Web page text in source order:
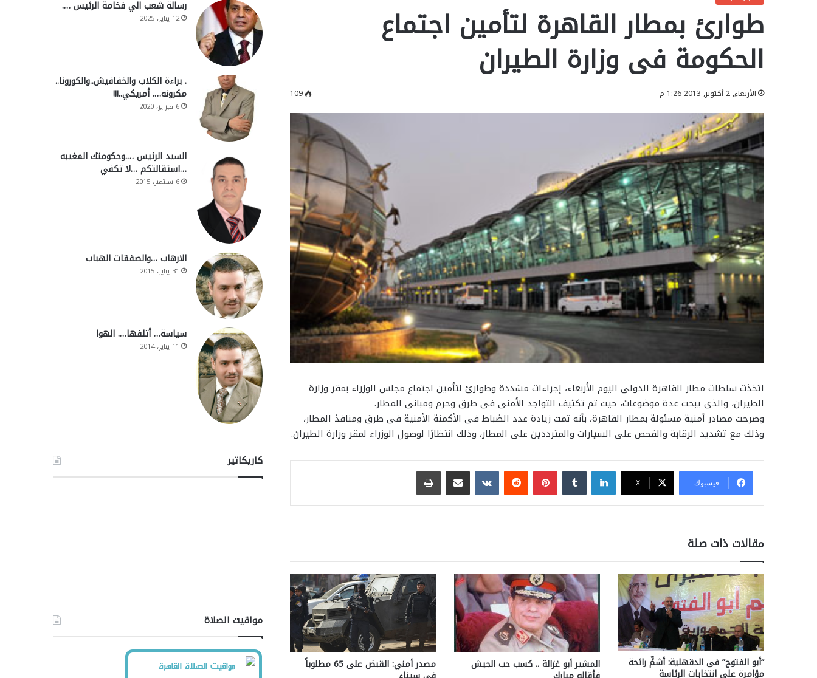
طوارئ بمطار القاهرة لتأمين اجتماع
الحكومة فى وزارة الطيران
الأربعاء, 2 أكتوبر, 2013 1:26 م 109
اتخذت سلطات مطار القاهرة الدولى اليوم الأربعاء، إجراءات مشددة وطوارئ لتأمين اجتماع مجلس الوزراء بمقر وزارة
الطيران، والذى يبحث عدة موضوعات، حيث تم تكثيف التواجد الأمنى فى طرق وحرم ومبانى المطار.
وصرحت مصادر أمنية مسئولة بمطار القاهرة، بأنه تمت زيادة عدد الضباط فى الأكمنة الأمنية فى طرق ومنافذ المطار،
وذلك مع تشديد الرقابة والفحص على السيارات والمترددين على المطار، وذلك انتظارًا لوصول الوزراء لمقر وزارة الطيران.
فيسبوك ‫X
لينكدإن بينتيريست مشاركة عبر البريد طباعة
مقالات ذات صلة
“أبو الفتوح” فى الدقهلية: أشمٍّ رائحة
مؤامرة على انتخابات الرئاسة
المشير أبو غزالة .. كسب حب الجيش مصدر أمني: القبض على 65 مطلوباً
رسالة شعب الي فخامة الرئيس ….
12 يناير، 2025
. براءة الكلاب والخفافيش..والكورونا..
مكرونه…. أمريكي..!!!
6 فبراير، 2020
السيد الرئيس ….وحكومتك المغيبه
…استقالتكم …لا تكفي
6 سبتمبر، 2015
الارهاب …والصفقات الهباب
31 يناير، 2015
سياسة… أتلفها…. الهوا
11 يناير، 2014
كاريكاتير
مواقيت الصلاة